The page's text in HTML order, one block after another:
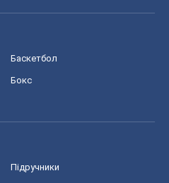
Баскетбол
Бокс
Підручники